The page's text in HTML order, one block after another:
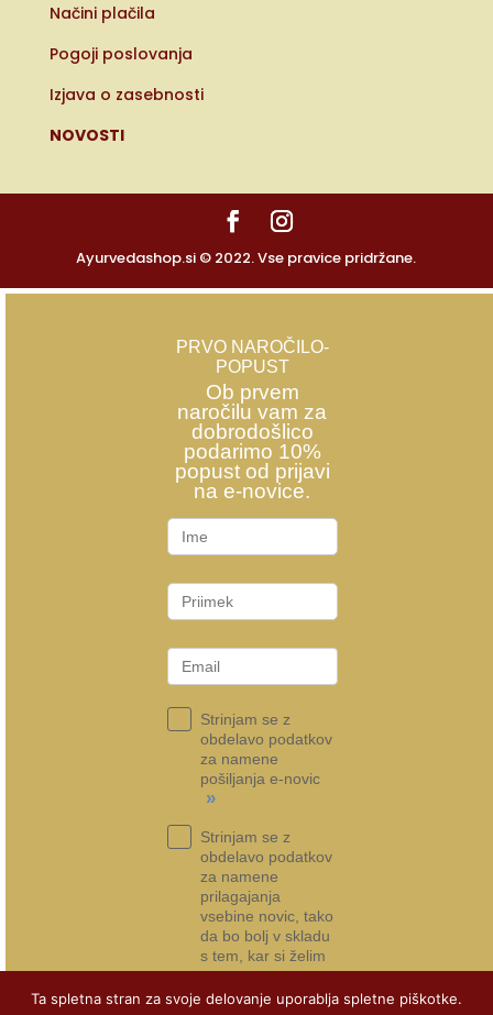
Načini plačila
Pogoji poslovanja
Izjava o zasebnosti
NOVOSTI
Ayurvedashop.si © 2022. Vse pravice pridržane.
Ta spletna stran za svoje delovanje uporablja spletne piškotke.
PRVO NAROČILO-
POPUST
Ob prvem
naročilu vam za
dobrodošlico
podarimo 10%
popust od prijavi
na e-novice.
Strinjam se z
obdelavo podatkov
za namene
pošiljanja e-novic
»
Strinjam se z
obdelavo podatkov
za namene
prilagajanja
vsebine novic, tako
da bo bolj v skladu
s tem, kar si želim
»